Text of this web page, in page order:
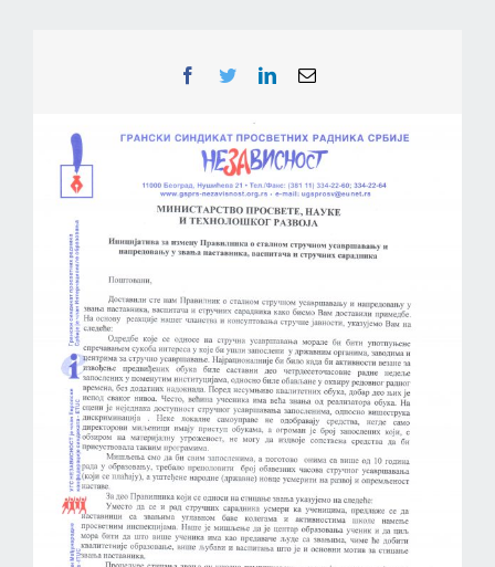
Facebook
TwitterLinkedInEmail